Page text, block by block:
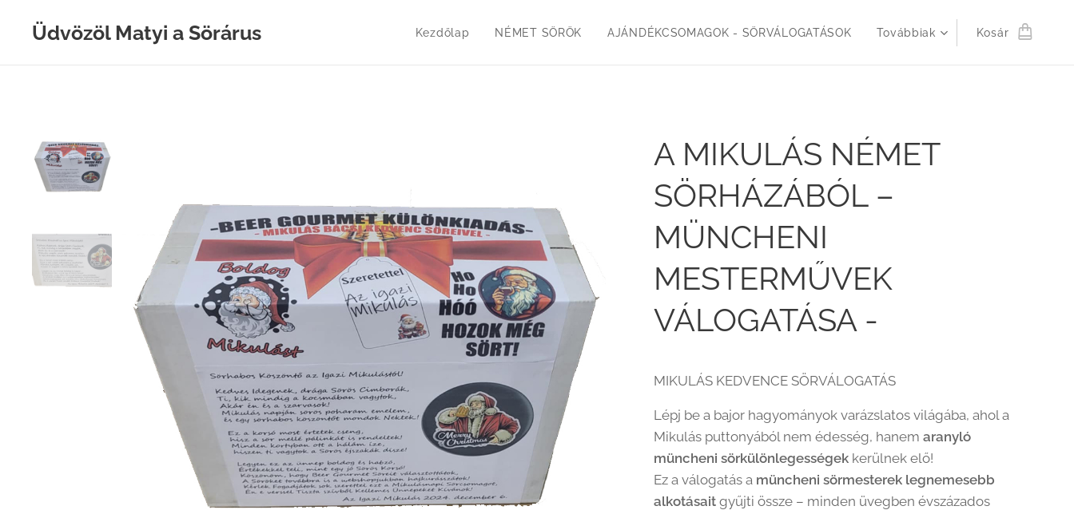
Üdvözöl Matyi a Sörárus Kezdőlap NÉMET SÖRÖK AJÁNDÉKCSOMAGOK - SÖRVÁLOGATÁSOK Továbbiak Kosár
A MIKULÁS NÉMET
SÖRHÁZÁBÓL –
MÜNCHENI
MESTERMŰVEK
VÁLOGATÁSA -
MIKULÁS KEDVENCE SÖRVÁLOGATÁS
Lépj be a bajor hagyományok varázslatos világába, ahol a
Mikulás puttonyából nem édesség, hanemaranyló
müncheni sörkülönlegességek kerülnek elő!
Ez a válogatás a müncheni sörmesterek legnemesebb
alkotásait gyűjti össze – minden üvegben évszázados